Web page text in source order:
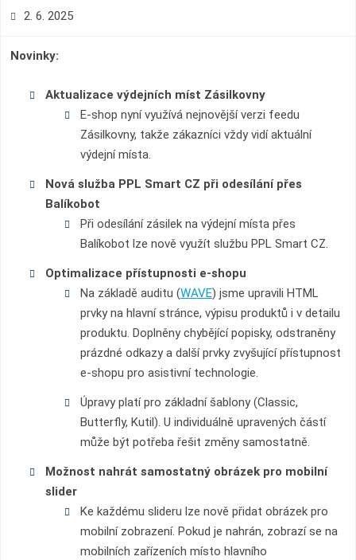
2. 6. 2025
Novinky:
Aktualizace výdejních míst Zásilkovny
E-shop nyní využívá nejnovější verzi feedu
Zásilkovny, takže zákazníci vždy vidí aktuální
výdejní místa.
Nová služba PPL Smart CZ při odesílání přes
Balíkobot
Při odesílání zásilek na výdejní místa přes
Balíkobot lze nově využít službu PPL Smart CZ.
Optimalizace přístupnosti e-shopu
Na základě auditu (WAVE) jsme upravili HTML
prvky na hlavní stránce, výpisu produktů i v detailu
produktu. Doplněny chybějící popisky, odstraněny
prázdné odkazy a další prvky zvyšující přístupnost
e-shopu pro asistivní technologie.
Úpravy platí pro základní šablony (Classic,
Butterfly, Kutil). U individuálně upravených částí
může být potřeba řešit změny samostatně.
Možnost nahrát samostatný obrázek pro mobilní
slider
Ke každému slideru lze nově přidat obrázek pro
mobilní zobrazení. Pokud je nahrán, zobrazí se na
mobilních zařízeních místo hlavního